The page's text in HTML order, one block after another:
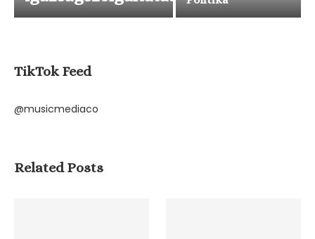
TikTok Feed
@musicmediaco
Related Posts